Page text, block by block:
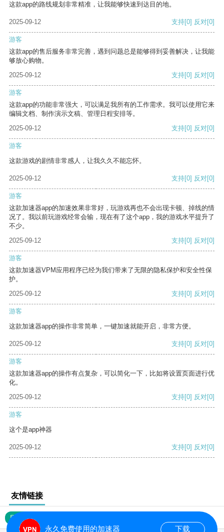
这款app的路线规划非常精准，让我能够快速到达目的地。
2025-09-12 支持[0] 反对[0]
游客
这款app的售后服务非常完善，遇到问题总是能够得到妥善解决，让我能
够放心购物。
2025-09-12
支持[0] 反对[0]
游客
这款app的功能非常强大，可以满足我所有的工作需求。我可以使用它来
编辑文档、制作演示文稿、管理日程安排等。
2025-09-12
支持[0] 反对[0]
游客
这款游戏的剧情非常感人，让我久久不能忘怀。
2025-09-12 支持[0] 反对[0]
游客
这款加速器app的加速效果非常好，玩游戏再也不会出现卡顿、掉线的情
况了。我以前玩游戏经常会输，现在有了这个app，我的游戏水平提升了
不少。
2025-09-12
支持[0] 反对[0]
游客
这款加速器VPM应用程序已经为我们带来了无限的隐私保护和安全性保
护。
2025-09-12
支持[0] 反对[0]
游客
这款加速器app的操作非常简单，一键加速就能开启，非常方便。
2025-09-12 支持[0] 反对[0]
游客
这款加速器app的操作有点复杂，可以简化一下，比如将设置页面进行优
化。
2025-09-12
支持[0] 反对[0]
游客
这个是app神器
2025-09-12 支持[0] 反对[0]
友情链接
网站地图
永久免费使用的加速器 下载